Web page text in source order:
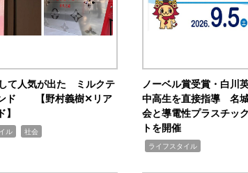
て人気が出た ミルクテ
ド 【野村義樹✕リア
ル 社会
ノーベル賞受賞・白川
中高生を直接指導 名
会と導電性プラスチッ
トを開催
ライフスタイル